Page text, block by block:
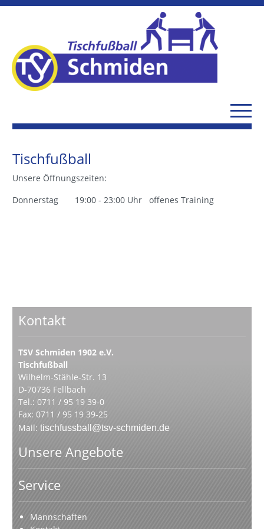
Tischfußball
Unsere Öffnungszeiten:
Donnerstag 19:00 - 23:00 Uhr offenes Training
Kontakt
TSV Schmiden 1902 e.V.
Tischfußball
Wilhelm-Stähle-Str. 13
D-70736 Fellbach
Tel.: 0711 / 95 19 39-0
Fax: 0711 / 95 19 39-25
Mail: tischfussball@tsv-schmiden.de
Unsere Angebote
Service
Mannschaften